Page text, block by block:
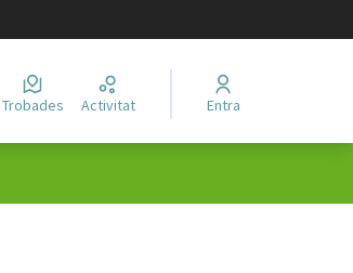
Trobades Activitat Entra